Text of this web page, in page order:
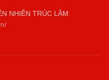
NHIÊN TRÚC LÂM